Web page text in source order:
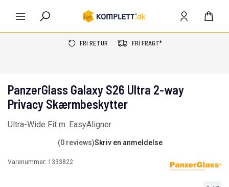
FRI RETUR FRI FRAGT*
PanzerGlass Galaxy S26 Ultra 2-way
Privacy Skærmbeskytter
Ultra-Wide Fit m. EasyAligner
(0 reviews)Skriv en anmeldelse
Varenummer: 1333822